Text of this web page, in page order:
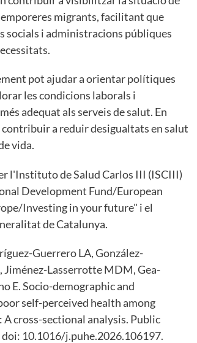
migrants, facilitant que
socials i administracions públiques
pot ajudar a orientar polítiques
les condicions laborals i
adequat als serveis de salut. En
a reduir desigualtats en salut
vida.
l'Instituto de Salud Carlos III (ISCIII)
Development Fund/European
Investing in your future" i el
de Catalunya.
Guerrero LA, González-
Jiménez-Lasserrotte MDM, Gea-
E. Socio-demographic and
self-perceived health among
cross-sectional analysis. Public
10.1016/j.puhe.2026.106197.